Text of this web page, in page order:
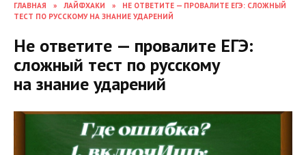
ГЛАВНАЯ » ЛАЙФХАКИ »
НЕ ОТВЕТИТЕ — ПРОВАЛИТЕ ЕГЭ: СЛОЖНЫЙ
ТЕСТ ПО РУССКОМУ НА ЗНАНИЕ УДАРЕНИЙ
Не ответите — провалите ЕГЭ:
сложный тест по русскому
на знание ударений